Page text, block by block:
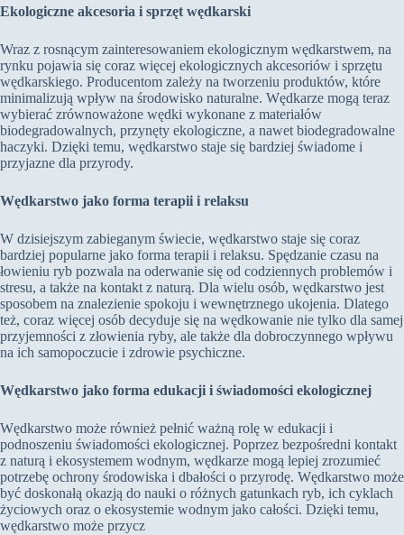
Ekologiczne akcesoria i sprzęt wędkarski
Wraz z rosnącym zainteresowaniem ekologicznym wędkarstwem, na
rynku pojawia się coraz więcej ekologicznych akcesoriów i sprzętu
wędkarskiego. Producentom zależy na tworzeniu produktów, które
minimalizują wpływ na środowisko naturalne. Wędkarze mogą teraz
wybierać zrównoważone wędki wykonane z materiałów
biodegradowalnych, przynęty ekologiczne, a nawet biodegradowalne
haczyki. Dzięki temu, wędkarstwo staje się bardziej świadome i
przyjazne dla przyrody.
Wędkarstwo jako forma terapii i relaksu
W dzisiejszym zabieganym świecie, wędkarstwo staje się coraz
bardziej popularne jako forma terapii i relaksu. Spędzanie czasu na
łowieniu ryb pozwala na oderwanie się od codziennych problemów i
stresu, a także na kontakt z naturą. Dla wielu osób, wędkarstwo jest
sposobem na znalezienie spokoju i wewnętrznego ukojenia. Dlatego
też, coraz więcej osób decyduje się na wędkowanie nie tylko dla samej
przyjemności z złowienia ryby, ale także dla dobroczynnego wpływu
na ich samopoczucie i zdrowie psychiczne.
Wędkarstwo jako forma edukacji i świadomości ekologicznej
Wędkarstwo może również pełnić ważną rolę w edukacji i
podnoszeniu świadomości ekologicznej. Poprzez bezpośredni kontakt
z naturą i ekosystemem wodnym, wędkarze mogą lepiej zrozumieć
potrzebę ochrony środowiska i dbałości o przyrodę. Wędkarstwo może
być doskonałą okazją do nauki o różnych gatunkach ryb, ich cyklach
życiowych oraz o ekosystemie wodnym jako całości. Dzięki temu,
wędkarstwo może przycz